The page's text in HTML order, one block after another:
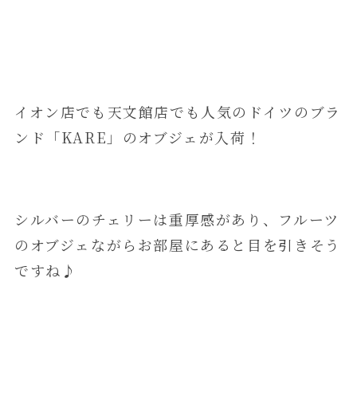
イオン店でも天文館店でも人気のドイツのブラ
ンド「KARE」のオブジェが入荷！
シルバーのチェリーは重厚感があり、フルーツ
のオブジェながらお部屋にあると目を引きそう
ですね♪